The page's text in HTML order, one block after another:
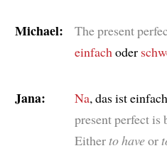
Michael: The present
einfachoder
Jana: Na, das ist
present perfect
Eitherto haveor